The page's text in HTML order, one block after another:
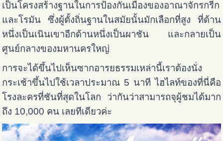
เป็นโครงสร้างฐานในการป้องกันเมืองของอาณาจักรกรีก
และโรมัน ซึ่งผู้ตั้งถิ่นฐานในสมัยนั้นมักเลือกที่สูง ที่ด้าน
หนึ่งเป็นเนินเขาอีกด้านหนึ่งเป็นผาชัน และกลายเป็น
ศูนย์กลางของมหานครใหญ่
การจะได้ขึ้นไปเห็นซากอารยธรรมเหล่านี้เราต้องนั่ง
กระเช้าขึ้นไปใช้เวลาประมาณ 5 นาที ไฮไลท์ของที่นี่คือ
โรงละครที่ชันที่สุดในโลก ว่ากันว่าสามารถจุผู้ชมได้มาก
ถึง 10,000 คน เลยทีเดียวค่ะ